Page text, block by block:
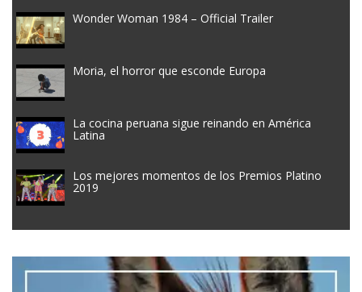
Wonder Woman 1984 – Official Trailer
Moria, el horror que esconde Europa
La cocina peruana sigue reinando en América
Latina
Los mejores momentos de los Premios Platino
2019